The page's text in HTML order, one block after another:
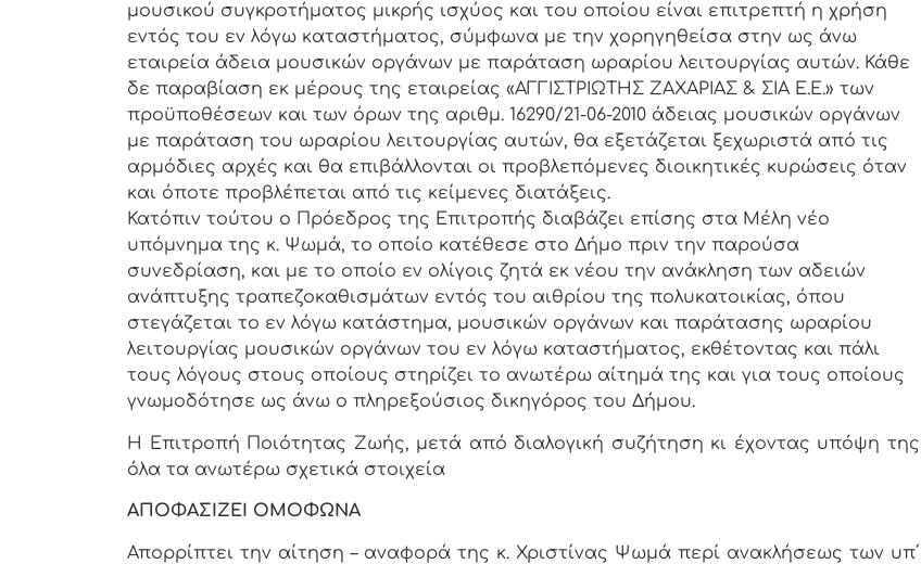
μουσικού συγκροτήματος μικρής ισχύος και του οποίου είναι επιτρεπτή η χρήση
εντός του εν λόγω καταστήματος, σύμφωνα με την χορηγηθείσα στην ως άνω
εταιρεία άδεια μουσικών οργάνων με παράταση ωραρίου λειτουργίας αυτών. Κάθε
δε παραβίαση εκ μέρους της εταιρείας «ΑΓΓΙΣΤΡΙΩΤΗΣ ΖΑΧΑΡΙΑΣ & ΣΙΑ Ε.Ε.» των
προϋποθέσεων και των όρων της αριθμ. 16290/21-06-2010 άδειας μουσικών οργάνων
με παράταση του ωραρίου λειτουργίας αυτών, θα εξετάζεται ξεχωριστά από τις
αρμόδιες αρχές και θα επιβάλλονται οι προβλεπόμενες διοικητικές κυρώσεις όταν
και όποτε προβλέπεται από τις κείμενες διατάξεις.
Κατόπιν τούτου ο Πρόεδρος της Επιτροπής διαβάζει επίσης στα Μέλη νέο
υπόμνημα της κ. Ψωμά, το οποίο κατέθεσε στο Δήμο πριν την παρούσα
συνεδρίαση, και με το οποίο εν ολίγοις ζητά εκ νέου την ανάκληση των αδειών
ανάπτυξης τραπεζοκαθισμάτων εντός του αιθρίου της πολυκατοικίας, όπου
στεγάζεται το εν λόγω κατάστημα, μουσικών οργάνων και παράτασης ωραρίου
λειτουργίας μουσικών οργάνων του εν λόγω καταστήματος, εκθέτοντας και πάλι
τους λόγους στους οποίους στηρίζει το ανωτέρω αίτημά της και για τους οποίους
γνωμοδότησε ως άνω ο πληρεξούσιος δικηγόρος του Δήμου.
Η Επιτροπή Ποιότητας Ζωής, μετά από διαλογική συζήτηση κι έχοντας υπόψη της
όλα τα ανωτέρω σχετικά στοιχεία
ΑΠΟΦΑΣΙΖΕΙ ΟΜΟΦΩΝΑ
Απορρίπτει την αίτηση – αναφορά της κ. Χριστίνας Ψωμά περί ανακλήσεως των υπ΄